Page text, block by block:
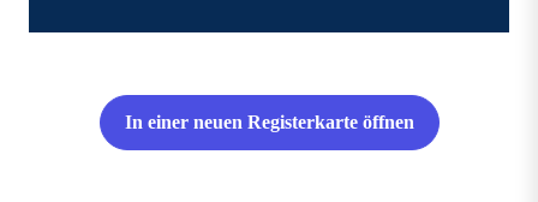
In einer neuen Registerkarte öffnen